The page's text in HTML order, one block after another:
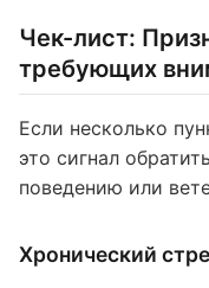
Чек-лист:
требующих
Если несколько
это сигнал
поведению или
Хронический